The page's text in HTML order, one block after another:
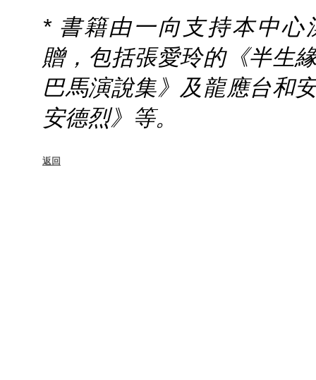
* 書籍由一向支持本中心
贈，包括張愛玲的《半生
巴馬演說集》及龍應台和
安德烈》等。
返回